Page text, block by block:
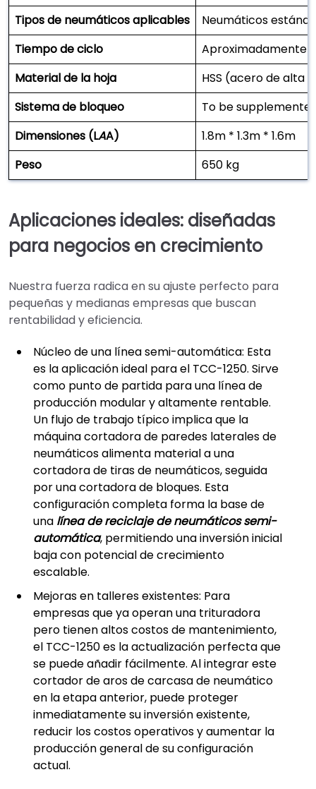
Tipos de neumáticos aplicables
Neumáticos
Tiempo de ciclo
Aproximadamente
Material de la hoja
HSS (acero de alta
Sistema de bloqueo
To be
Dimensiones (LAA)
1.8m * 1.3m * 1.6m
Peso
650 kg
Aplicaciones ideales: diseñadas
para negocios en crecimiento
Nuestra fuerza radica en su ajuste perfecto para
pequeñas y medianas empresas que buscan
rentabilidad y eficiencia.
Núcleo de una línea semi-automática: Esta
es la aplicación ideal para el TCC-1250. Sirve
como punto de partida para una línea de
producción modular y altamente rentable.
Un flujo de trabajo típico implica que la
máquina cortadora de paredes laterales de
neumáticos alimenta material a una
cortadora de tiras de neumáticos, seguida
por una cortadora de bloques. Esta
configuración completa forma la base de
una línea de reciclaje de neumáticos semi-
automática, permitiendo una inversión inicial
baja con potencial de crecimiento
escalable.
Mejoras en talleres existentes: Para
empresas que ya operan una trituradora
pero tienen altos costos de mantenimiento,
el TCC-1250 es la actualización perfecta que
se puede añadir fácilmente. Al integrar este
cortador de aros de carcasa de neumático
en la etapa anterior, puede proteger
inmediatamente su inversión existente,
reducir los costos operativos y aumentar la
producción general de su configuración
actual.